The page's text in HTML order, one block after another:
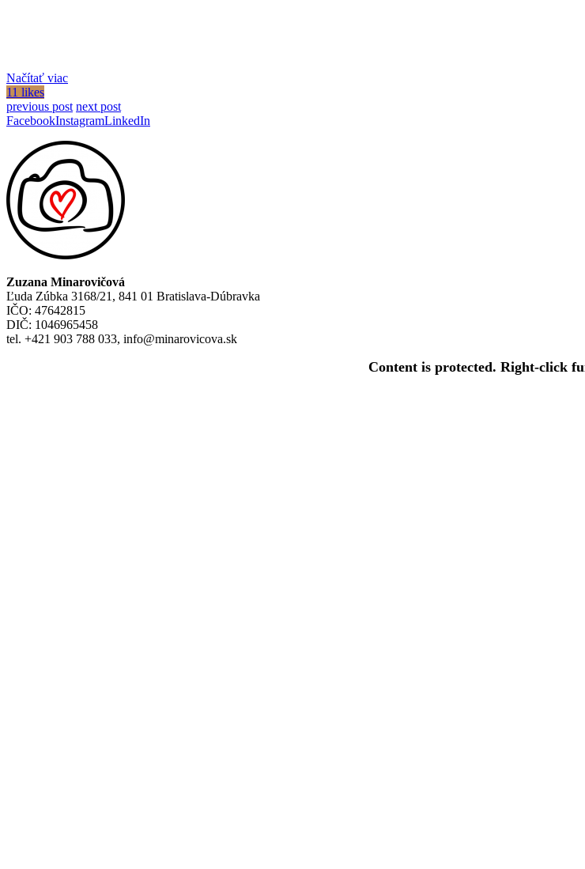
Načítať viac
11 likes
previous post next post
FacebookInstagramLinkedIn
Zuzana Minarovičová
Ľuda Zúbka 3168/21, 841 01 Bratislava-Dúbravka
IČO: 47642815
DIČ: 1046965458
tel. +421 903 788 033, info@minarovicova.sk
Content is protected. Right-click